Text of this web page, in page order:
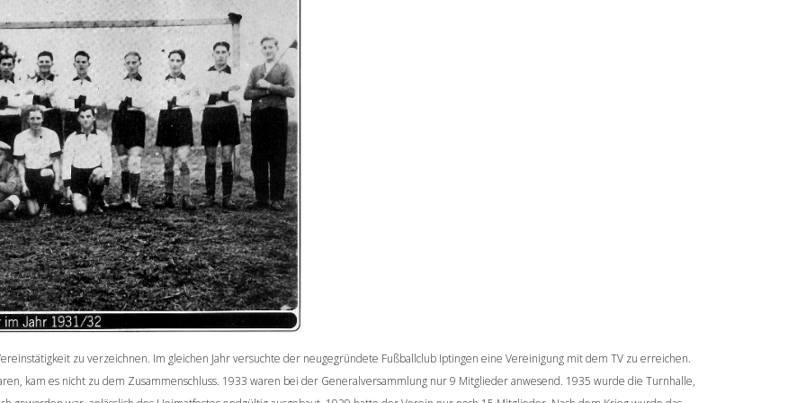
zu verzeichnen. Im gleichen Jahr versuchte der neugegründete Fußballclub Iptingen eine Vereinigung mit dem TV zu erreichen.
kam es nicht zu dem Zusammenschluss. 1933 waren bei der Generalversammlung nur 9 Mitglieder anwesend. 1935 wurde die Turnhalle,